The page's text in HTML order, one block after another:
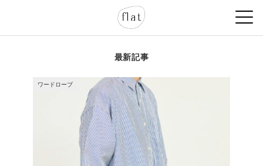
最新記事
ワードローブ